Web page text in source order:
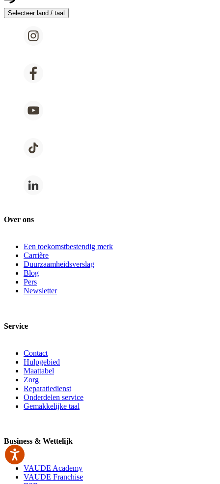
Selecteer land / taal
Over ons
Een toekomstbestendig merk
Carrière
Duurzaamheidsverslag
Blog
Pers
Newsletter
Service
Contact
Hulpgebied
Maattabel
Zorg
Reparatiedienst
Onderdelen service
Gemakkelijke taal
Business & Wettelijk
VAUDE Academy
VAUDE Franchise